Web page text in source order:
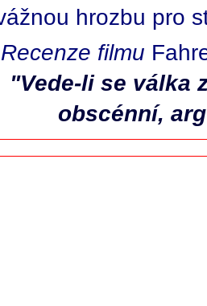
hrozbu pro
Recenze filmu
"Vede-li se válka
obscénní,